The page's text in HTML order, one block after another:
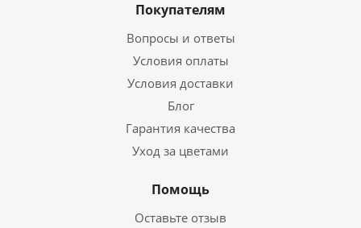
Покупателям
Вопросы и ответы
Условия оплаты
Условия доставки
Блог
Гарантия качества
Уход за цветами
Помощь
Оставьте отзыв